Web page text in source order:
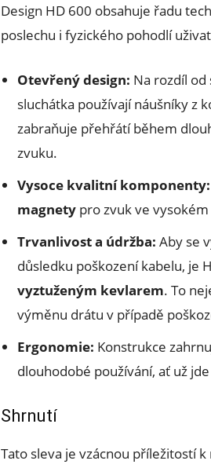
Design HD 600 obsahuje řadu
poslechu i fyzického pohodlí
Otevřený design: Na rozdíl
sluchátka používají náušníky z
zabraňuje přehřátí během
zvuku.
Vysoce kvalitní komponenty:
magnety pro zvuk ve
Trvanlivost a údržba: Aby se
důsledku poškození kabelu, je
vyztuženým kevlarem. To
výměnu drátu v případě
Ergonomie: Konstrukce
dlouhodobé používání, ať už
Shrnutí
Tato sleva je vzácnou příležitostí